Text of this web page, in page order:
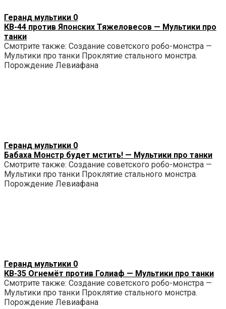
Геранд мультики 0
КВ-44 против Японских Тяжеловесов — Мультики про
танки
Смотрите также: Создание советского робо-монстра —
Мультики про танки Проклятие стального монстра.
Порождение Левиафана
Геранд мультики 0
Бабаха Монстр будет мстить! — Мультики про танки
Смотрите также: Создание советского робо-монстра —
Мультики про танки Проклятие стального монстра.
Порождение Левиафана
Геранд мультики 0
КВ-35 Огнемёт против Голиаф — Мультики про танки
Смотрите также: Создание советского робо-монстра —
Мультики про танки Проклятие стального монстра.
Порождение Левиафана